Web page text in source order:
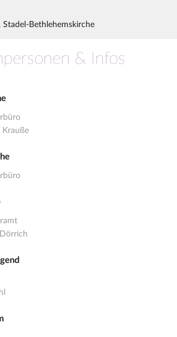
, Stadel-Bethlehemskirche
& Infos
Krauße